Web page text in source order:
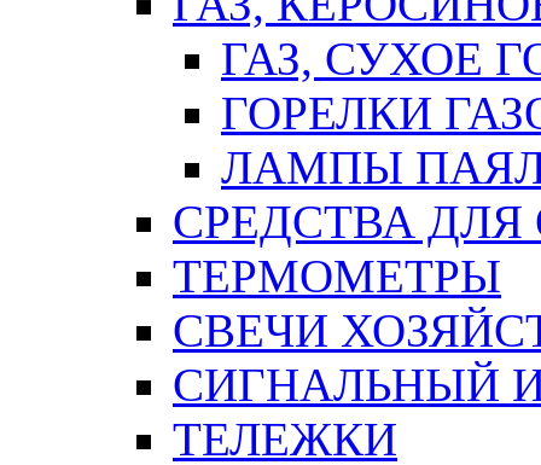
ГАЗ, СУХОЕ
ГОРЕЛКИ
ЛАМПЫ
СРЕДСТВА
ТЕРМОМЕТРЫ
СВЕЧИ
СИГНАЛЬНЫЙ
ТЕЛЕЖКИ